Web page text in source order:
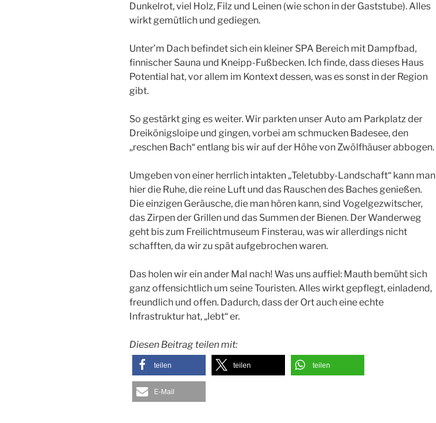
Dunkelrot, viel Holz, Filz und Leinen (wie schon in der Gaststube). Alles
wirkt gemütlich und gediegen.
Unter’m Dach befindet sich ein kleiner SPA Bereich mit Dampfbad,
finnischer Sauna und Kneipp-Fußbecken. Ich finde, dass dieses Haus
Potential hat, vor allem im Kontext dessen, was es sonst in der Region
gibt.
So gestärkt ging es weiter. Wir parkten unser Auto am Parkplatz der
Dreikönigsloipe und gingen, vorbei am schmucken Badesee, den
„reschen Bach“ entlang bis wir auf der Höhe von Zwölfhäuser abbogen.
Umgeben von einer herrlich intakten „Teletubby-Landschaft“ kann man
hier die Ruhe, die reine Luft und das Rauschen des Baches genießen.
Die einzigen Geräusche, die man hören kann, sind Vogelgezwitscher,
das Zirpen der Grillen und das Summen der Bienen. Der Wanderweg
geht bis zum Freilichtmuseum Finsterau, was wir allerdings nicht
schafften, da wir zu spät aufgebrochen waren.
Das holen wir ein ander Mal nach! Was uns auffiel: Mauth bemüht sich
ganz offensichtlich um seine Touristen. Alles wirkt gepflegt, einladend,
freundlich und offen. Dadurch, dass der Ort auch eine echte
Infrastruktur hat, „lebt“ er.
Diesen Beitrag teilen mit:
teilen teilen teilen
E-Mail